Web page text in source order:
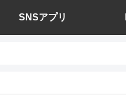
SNSアプリ